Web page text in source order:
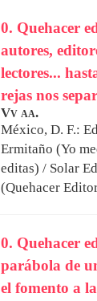
0. Quehacer
autores,
lectores...
rejas nos
Vv aa.
México, D. F.:
Ermitaño (Yo
editas) / Solar
(Quehacer
0. Quehacer
parábola de
el fomento a